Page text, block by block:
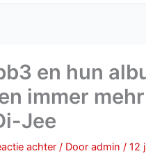
en hun
immer
Jee
achter / Dooradmin/12